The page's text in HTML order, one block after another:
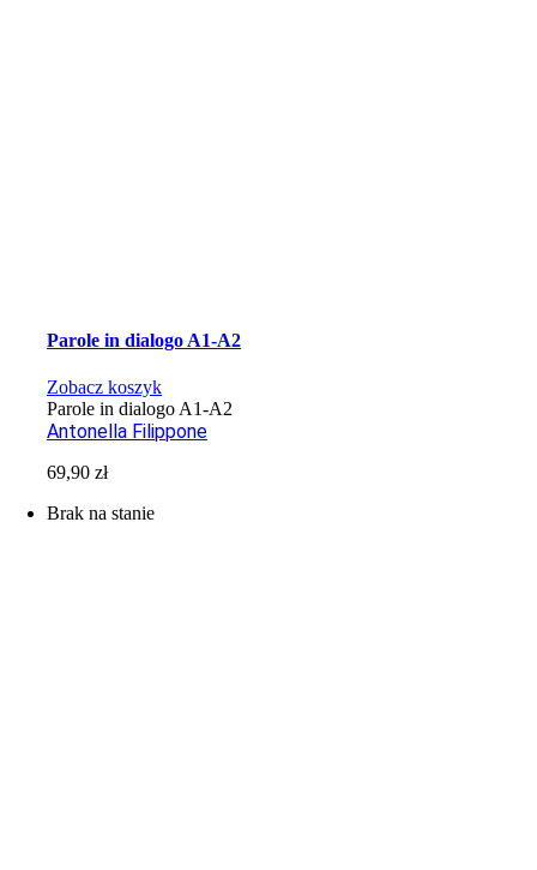
Parole in dialogo A1-A2
Zobacz koszyk
Parole in dialogo A1-A2
Antonella Filippone
69,90zł
Brak na stanie